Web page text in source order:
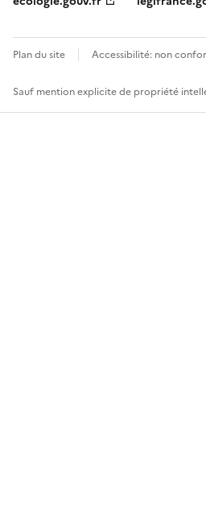
Plan du site Accessibilité: non
Sauf mention explicite de propriété